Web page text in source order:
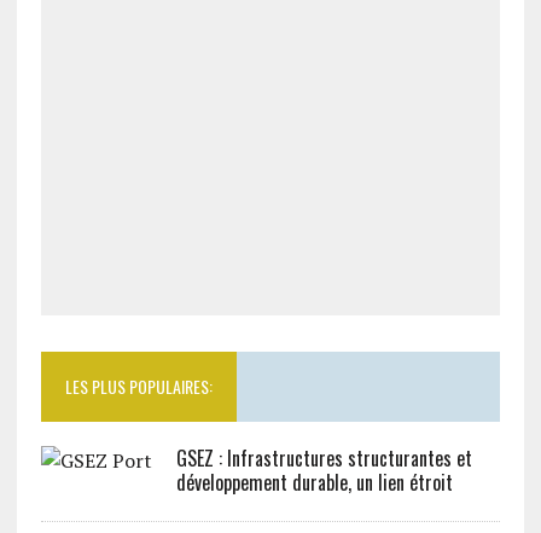
LES PLUS POPULAIRES:
GSEZ : Infrastructures structurantes et
développement durable, un lien étroit